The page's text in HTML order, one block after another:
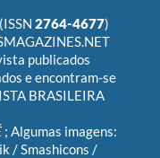
(ISSN 2764-4677)
publicados
e encontram-se
BRASILEIRA
; Algumas imagens:
/Smashicons /